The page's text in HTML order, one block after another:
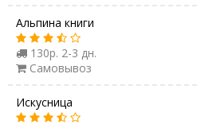
Альпина книги
130р. 2-3 дн.
Самовывоз
Искусница